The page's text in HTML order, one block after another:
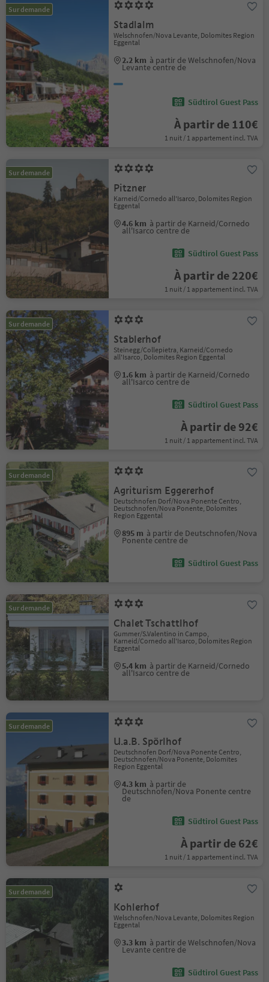
Sur demande
Stadlalm
Welschnofen/Nova Levante, Dolomites Region
Eggental
2.2 km à partir de Welschnofen/Nova
Levante centre de
Südtirol Guest Pass
À partir de 110€
1 nuit / 1 appartement incl. TVA
Sur demande
Pitzner
Karneid/Cornedo all'Isarco, Dolomites Region
Eggental
4.6 km à partir de Karneid/Cornedo
all'Isarco centre de
Südtirol Guest Pass
À partir de 220€
1 nuit / 1 appartement incl. TVA
Sur demande
Stablerhof
Steinegg/Collepietra, Karneid/Cornedo
all'Isarco, Dolomites Region Eggental
1.6 km à partir de Karneid/Cornedo
all'Isarco centre de
Südtirol Guest Pass
À partir de 92€
1 nuit / 1 appartement incl. TVA
Sur demande
Agriturism Eggererhof
Deutschnofen Dorf/Nova Ponente Centro,
Deutschnofen/Nova Ponente, Dolomites
Region Eggental
895 m à partir de Deutschnofen/Nova
Ponente centre de
Südtirol Guest Pass
Sur demande
Chalet Tschattlhof
Gummer/S.Valentino in Campo,
Karneid/Cornedo all'Isarco, Dolomites Region
Eggental
5.4 km à partir de Karneid/Cornedo
all'Isarco centre de
Sur demande
U.a.B. Spörlhof
Deutschnofen Dorf/Nova Ponente Centro,
Deutschnofen/Nova Ponente, Dolomites
Region Eggental
4.3 km à partir de
Deutschnofen/Nova Ponente centre
de
Südtirol Guest Pass
À partir de 62€
1 nuit / 1 appartement incl. TVA
Sur demande
Kohlerhof
Welschnofen/Nova Levante, Dolomites Region
Eggental
3.3 km à partir de Welschnofen/Nova
Levante centre de
Südtirol Guest Pass